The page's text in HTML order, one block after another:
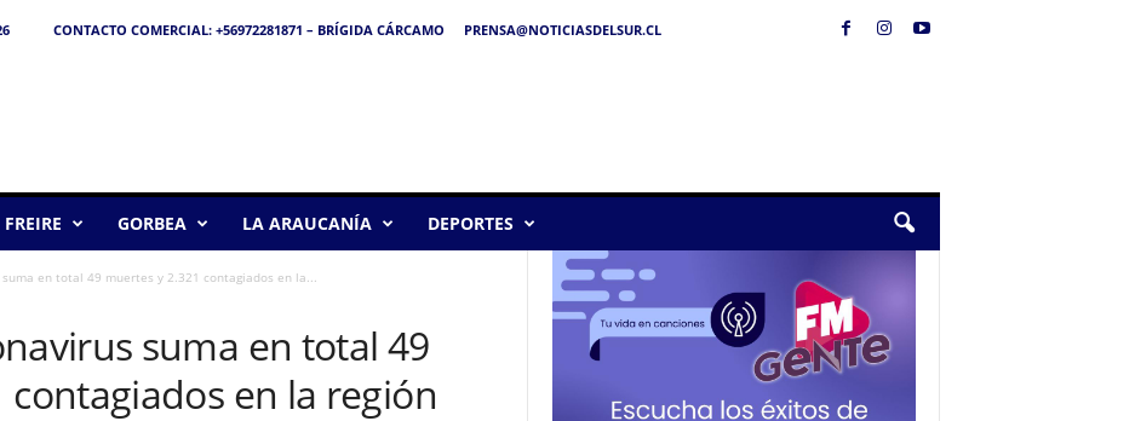
CONTACTO COMERCIAL: +56972281871 – BRÍGIDA CÁRCAMO
PRENSA@NOTICIASDELSUR.CL
FREIRE GORBEA LA ARAUCANÍA DEPORTES
en total 49 muertes y 2.321 contagiados en la...
suma en total 49
contagiados en la región